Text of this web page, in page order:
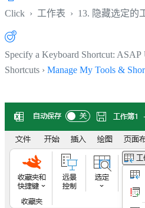
Click › 工作表 › 13. 隐藏选定的
Specify a Keyboard Shortcut:
Shortcuts › Manage My Tools &